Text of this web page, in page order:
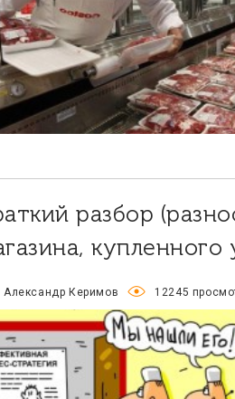
купленного
Александр Керимов 12245